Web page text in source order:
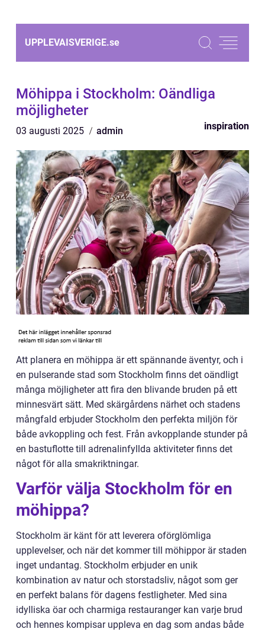
UPPLEVAISVERIGE.se
Möhippa i Stockholm: Oändliga
möjligheter
03 augusti 2025 admin inspiration
Att planera en möhippa är ett spännande äventyr, och i
en pulserande stad som Stockholm finns det oändligt
många möjligheter att fira den blivande bruden på ett
minnesvärt sätt. Med skärgårdens närhet och stadens
mångfald erbjuder Stockholm den perfekta miljön för
både avkoppling och fest. Från avkopplande stunder på
en bastuflotte till adrenalinfyllda aktiviteter finns det
något för alla smakriktningar.
Varför välja Stockholm för en
möhippa?
Stockholm är känt för att leverera oförglömliga
upplevelser, och när det kommer till möhippor är staden
inget undantag. Stockholm erbjuder en unik
kombination av natur och storstadsliv, något som ger
en perfekt balans för dagens festligheter. Med sina
idylliska öar och charmiga restauranger kan varje brud
och hennes kompisar uppleva en dag som andas både